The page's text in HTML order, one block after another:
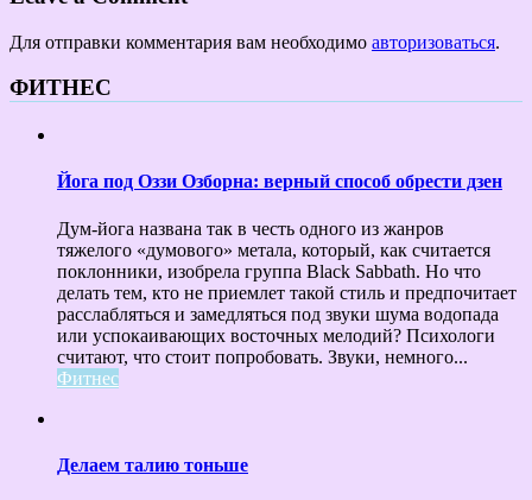
Для отправки комментария вам необходимо авторизоваться.
ФИТНЕС
Йога под Оззи Озборна: верный способ обрести дзен
Дум-йога названа так в честь одного из жанров
тяжелого «думового» метала, который, как считается
поклонники, изобрела группа Black Sabbath. Но что
делать тем, кто не приемлет такой стиль и предпочитает
расслабляться и замедляться под звуки шума водопада
или успокаивающих восточных мелодий? Психологи
считают, что стоит попробовать. Звуки, немного...
Фитнес
Делаем талию тоньше